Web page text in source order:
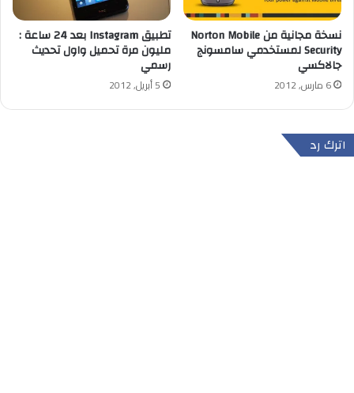
نسخة مجانية من Norton Mobile
Security لمستخدمي سامسونج
جالاكسي
6 مارس, 2012
تطبيق Instagram بعد 24 ساعة :
مليون مرة تحميل واول تحديث
رسمي
5 أبريل, 2012
اترك رد